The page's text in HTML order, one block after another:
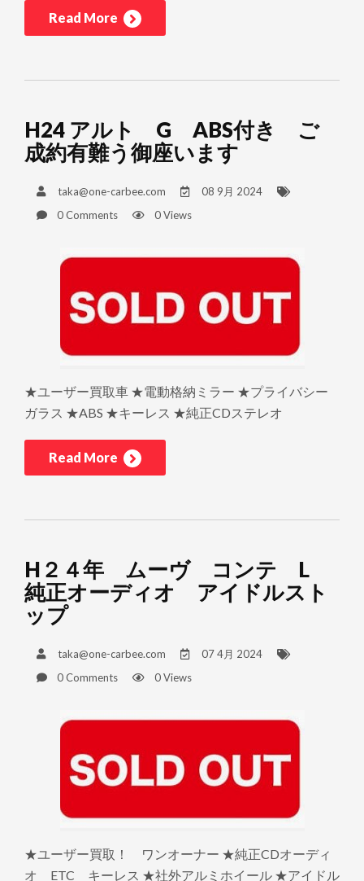
Read More
H24 アルト G ABS付き ご
成約有難う御座います
taka@one-carbee.com
08 9月 2024
0 Comments
0 Views
★ユーザー買取車 ★電動格納ミラー ★プライバシー
ガラス ★ABS ★キーレス ★純正CDステレオ
Read More
H２４年 ムーヴ コンテ L
純正オーディオ アイドルスト
ップ
taka@one-carbee.com
07 4月 2024
0 Comments
0 Views
★ユーザー買取！ ワンオーナー ★純正CDオーディ
オ ETC キーレス ★社外アルミホイール ★アイドル